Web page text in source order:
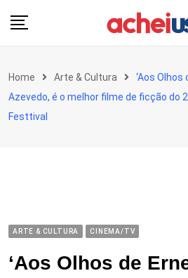
Home Arte & Cultura
‘Aos Olhos
Azevedo, é o melhor filme de ficção do
Festtival
ARTE & CULTURA CINEMA/TV
‘Aos Olhos de